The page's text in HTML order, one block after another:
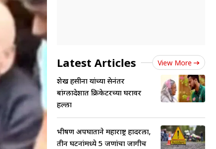
Latest Articles View More
शेख हसीना यांच्या प्रेसनंतर
बांग्लादेशात क्रिकेटरच्या घरावर
हल्ला
भीषण अपघाताने महाराष्ट्र हादरला,
तीन घटनांमध्ये 5 जणांचा जागीच